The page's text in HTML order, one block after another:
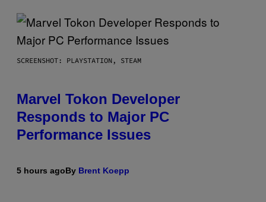
SCREENSHOT: PLAYSTATION, STEAM
Marvel Tokon Developer
Responds to Major PC
Performance Issues
5 hours agoBy Brent Koepp